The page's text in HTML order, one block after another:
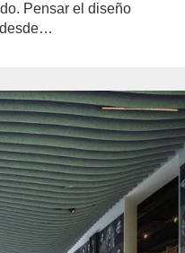
Pensar el diseño